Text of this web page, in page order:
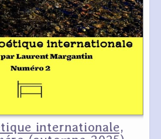
internationale,